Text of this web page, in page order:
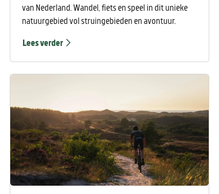
van Nederland. Wandel, fiets en speel in dit unieke
natuurgebied vol struingebieden en avontuur.
Lees verder